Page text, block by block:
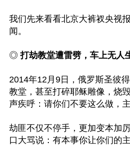
我们先来看看北京大裤衩央视
闻。
◎ 打劫教堂遭雷劈，车上无人
2014年12月9日，俄罗斯圣彼
教堂，甚至打碎耶稣雕像，烧
声疾呼：请你们不要这么做，
劫匪不仅不停手，更加变本加
口大骂说：有本事你让你们的